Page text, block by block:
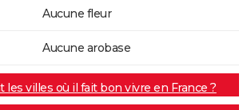
Aucune fleur
Aucune arobase
les villes où il fait bon vivre en France ?